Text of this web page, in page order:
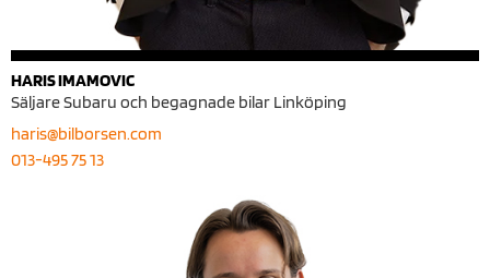
HARIS IMAMOVIC
Säljare Subaru och begagnade bilar Linköping
haris@bilborsen.com
013-495 75 13